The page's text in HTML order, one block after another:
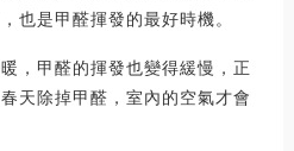
也是甲醛揮發的最好時機。
，甲醛的揮發也變得緩慢，正
天除掉甲醛，室內的空氣才會